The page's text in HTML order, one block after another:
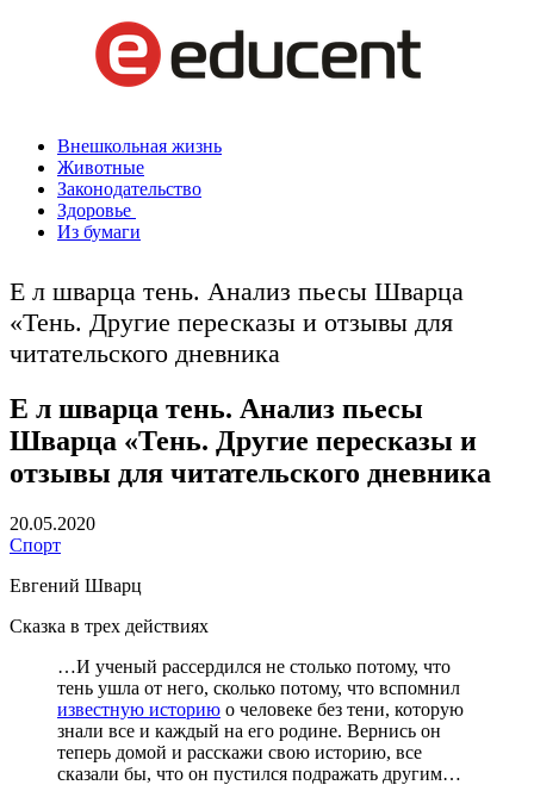
Внешкольная жизнь
Животные
Законодательство
Здоровье
Из бумаги
Е л шварца тень. Анализ пьесы Шварца
«Тень. Другие пересказы и отзывы для
читательского дневника
Е л шварца тень. Анализ пьесы
Шварца «Тень. Другие пересказы и
отзывы для читательского дневника
20.05.2020
Спорт
Евгений Шварц
Сказка в трех действиях
…И ученый рассердился не столько потому, что
тень ушла от него, сколько потому, что вспомнил
известную историю о человеке без тени, которую
знали все и каждый на его родине. Вернись он
теперь домой и расскажи свою историю, все
сказали бы, что он пустился подражать другим…